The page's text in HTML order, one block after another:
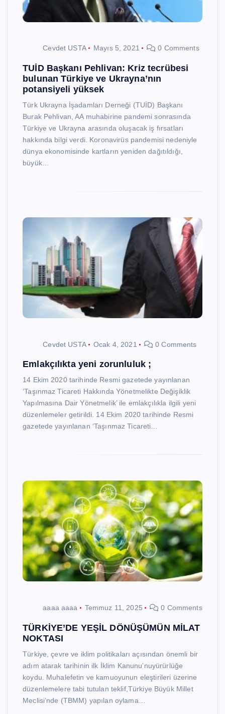
Cevdet USTA Mayıs 5, 2021 0 Comments
TUİD Başkanı Pehlivan: Kriz tecrübesi
bulunan Türkiye ve Ukrayna’nın
potansiyeli yüksek
Türk Ukrayna İşadamları Derneği (TUİD) Başkanı
Burak Pehlivan, AA muhabirine pandemi sonrasında
Türkiye ve Ukrayna arasında oluşacak iş fırsatları
hakkında bilgi verdi. Koronavirüs pandemisi nedeniyle
dünya ekonomisinde kartların yeniden dağıtıldığı,
büyük…
Cevdet USTA Ocak 4, 2021 0 Comments
Emlakçılıkta yeni zorunluluk ;
14 Ekim 2020 tarihinde Resmi gazetede yayınlanan
‘Taşınmaz Ticareti Hakkında Yönetmelikte Değişiklik
Yapılmasına Dair Yönetmelik’ ile emlakçılıkla ilgili yeni
düzenlemeler getirildi. 14 Ekim 2020 tarihinde Resmi
gazetede yayınlanan ‘Taşınmaz Ticareti…
aaaa aaaa Temmuz 11, 2025 0 Comments
TÜRKİYE’DE YEŞİL DÖNÜŞÜMÜN MİLAT
NOKTASI
Türkiye, çevre ve iklim politikaları açısından önemli bir
adım atarak tarihinin ilk İklim Kanunu’nuyürürlüğe
koydu. Muhalefetin ve kamuoyunun eleştirileri üzerine
düzenlemelere tabi tutulan teklif,Türkiye Büyük Millet
Meclisi’nde (TBMM) yapılan oylama…